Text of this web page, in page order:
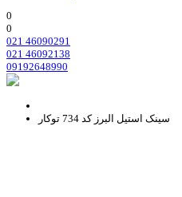
0
0
021 46090291
021 46092138
09192648990
سینک استیل البرز کد 734 توکار